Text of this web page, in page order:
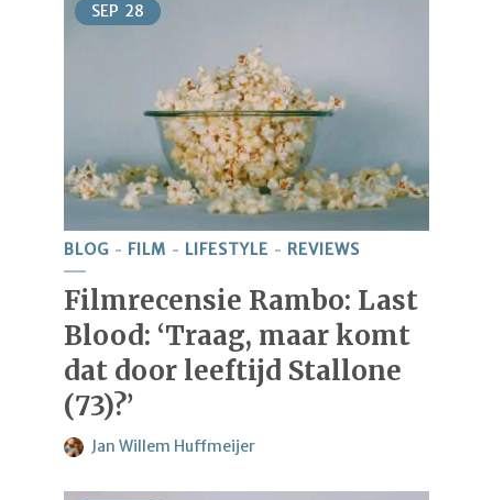
SEP 28
BLOG FILM LIFESTYLE REVIEWS
Filmrecensie Rambo: Last
Blood: ‘Traag, maar komt
dat door leeftijd Stallone
(73)?’
Jan Willem Huffmeijer